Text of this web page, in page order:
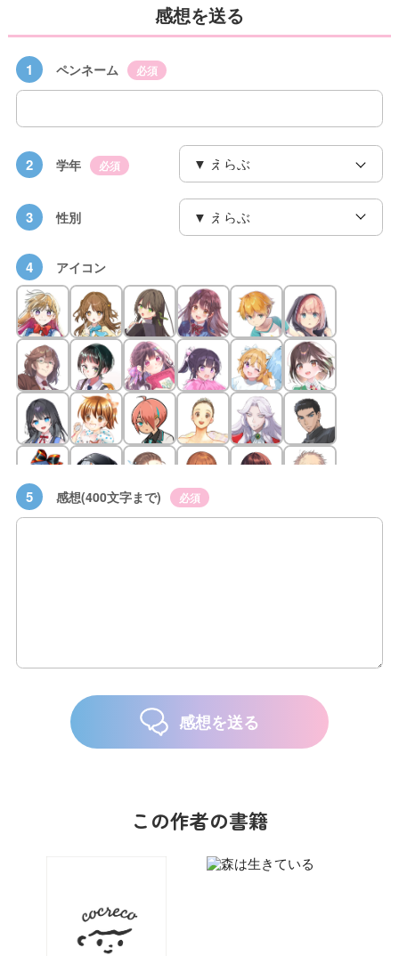
感想を送る
1 ペンネーム 必須
2 学年 必須
3 性別
4 アイコン
5 感想(400文字まで) 必須
感想を送る
この作者の書籍